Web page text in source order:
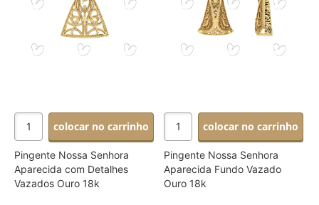
colocar no carrinho
Pingente Nossa Senhora
Aparecida com Detalhes
Vazados Ouro 18k
colocar no carrinho
Pingente Nossa Senhora
Aparecida Fundo Vazado
Ouro 18k